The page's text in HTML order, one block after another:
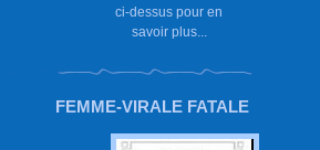
ci-dessus pour en
savoir plus...
FEMME-VIRALE FATALE